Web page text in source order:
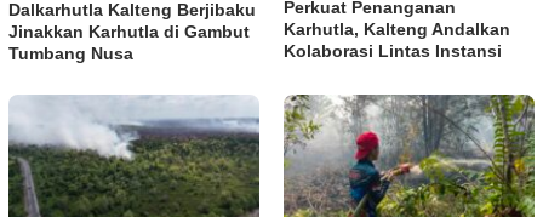
Dalkarhutla Kalteng Berjibaku
Jinakkan Karhutla di Gambut
Tumbang Nusa
Perkuat Penanganan
Karhutla, Kalteng Andalkan
Kolaborasi Lintas Instansi